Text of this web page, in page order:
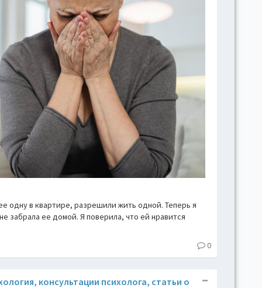
одну в квартире, разрешили жить одной. Теперь я
забрала ее домой. Я поверила, что ей нравится
0
консультации психолога, статьи о